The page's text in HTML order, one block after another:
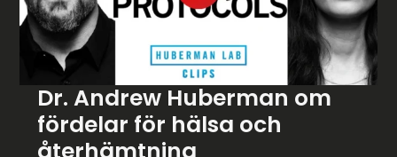
Dr. Andrew Huberman om
fördelar för hälsa och